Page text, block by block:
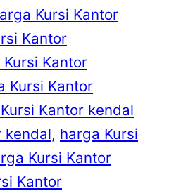
Kursi Kantor
Kantor
Kantor
Kursi Kantor
Kantor kendal
kendal, harga Kursi
Kursi Kantor
Kantor